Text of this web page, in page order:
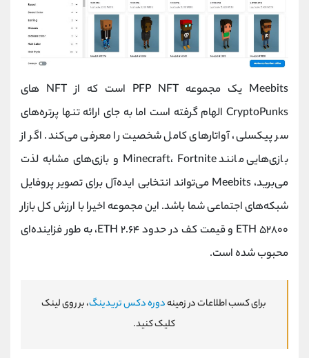
Meebits یک مجموعه PFP NFT است که از NFT های
CryptoPunks الهام گرفته است اما به جای ارائه تنها پرتره‌های
سر پیکسلی، آواتارهای کامل شخصیت را معرفی می‌کند. اگر از
بازی‌هایی مانند Minecraft، Fortnite و بازی‌های مشابه لذت
می‌برید، Meebits می‌تواند انتخابی ایده‌آل برای تصویر پروفایل
شبکه‌های اجتماعی شما باشد. این مجموعه اخیرا با ارزش کل بازار
۵۲۸۰۰ ETH و قیمت کف در حدود ۲.۶۴ ETH، به طور فزاینده‌ای
محبوب شده است.
برای کسب اطلاعات در زمینهدوره دکس تریدینگ، بر روی لینک
کلیک کنید.